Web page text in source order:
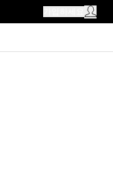
내 계정